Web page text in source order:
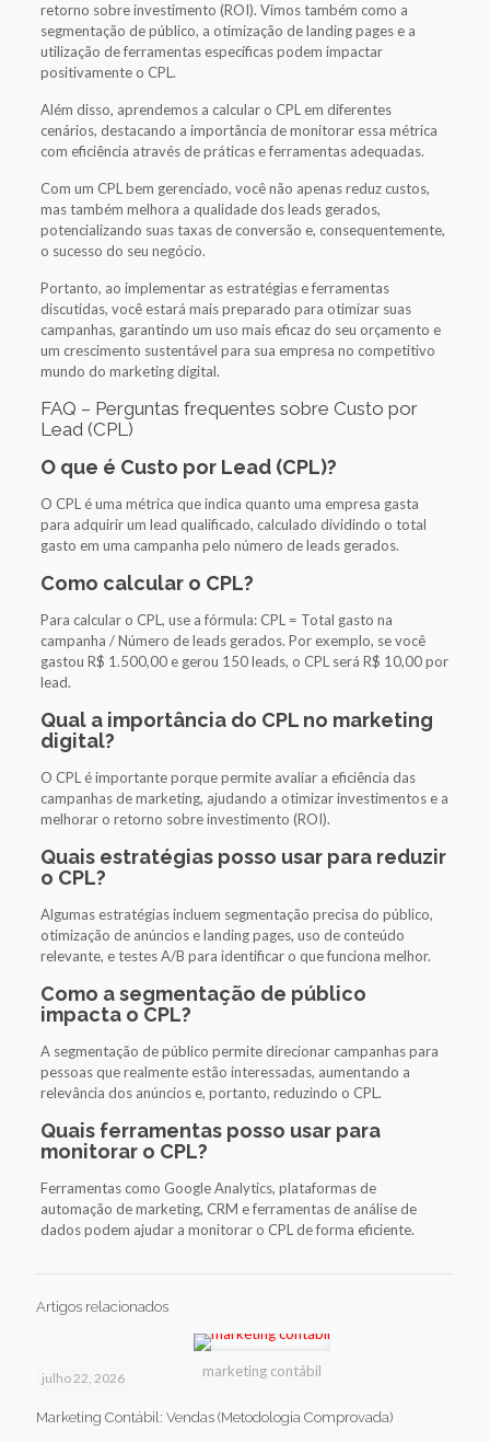
retorno sobre investimento (ROI). Vimos também como a
segmentação de público, a otimização de landing pages e a
utilização de ferramentas específicas podem impactar
positivamente o CPL.
Além disso, aprendemos a calcular o CPL em diferentes
cenários, destacando a importância de monitorar essa métrica
com eficiência através de práticas e ferramentas adequadas.
Com um CPL bem gerenciado, você não apenas reduz custos,
mas também melhora a qualidade dos leads gerados,
potencializando suas taxas de conversão e, consequentemente,
o sucesso do seu negócio.
Portanto, ao implementar as estratégias e ferramentas
discutidas, você estará mais preparado para otimizar suas
campanhas, garantindo um uso mais eficaz do seu orçamento e
um crescimento sustentável para sua empresa no competitivo
mundo do marketing digital.
FAQ – Perguntas frequentes sobre Custo por
Lead (CPL)
O que é Custo por Lead (CPL)?
O CPL é uma métrica que indica quanto uma empresa gasta
para adquirir um lead qualificado, calculado dividindo o total
gasto em uma campanha pelo número de leads gerados.
Como calcular o CPL?
Para calcular o CPL, use a fórmula: CPL = Total gasto na
campanha / Número de leads gerados. Por exemplo, se você
gastou R$ 1.500,00 e gerou 150 leads, o CPL será R$ 10,00 por
lead.
Qual a importância do CPL no marketing
digital?
O CPL é importante porque permite avaliar a eficiência das
campanhas de marketing, ajudando a otimizar investimentos e a
melhorar o retorno sobre investimento (ROI).
Quais estratégias posso usar para reduzir
o CPL?
Algumas estratégias incluem segmentação precisa do público,
otimização de anúncios e landing pages, uso de conteúdo
relevante, e testes A/B para identificar o que funciona melhor.
Como a segmentação de público
impacta o CPL?
A segmentação de público permite direcionar campanhas para
pessoas que realmente estão interessadas, aumentando a
relevância dos anúncios e, portanto, reduzindo o CPL.
Quais ferramentas posso usar para
monitorar o CPL?
Ferramentas como Google Analytics, plataformas de
automação de marketing, CRM e ferramentas de análise de
dados podem ajudar a monitorar o CPL de forma eficiente.
Artigos relacionados
marketing contábil
julho 22, 2026
Marketing Contábil: Vendas (Metodologia Comprovada)